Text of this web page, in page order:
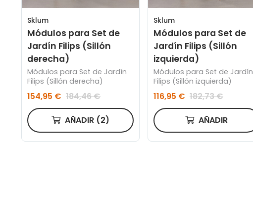
Sklum
Módulos para Set de
Jardín Filips (Sillón
derecha)
Módulos para Set de Jardín
Filips (Sillón derecha)
154,95 € 184,46 €
AÑADIR (2)
Sklum
Módulos para Set de
Jardín Filips (Sillón
izquierda)
Módulos para Set de Jardín
Filips (Sillón izquierda)
116,95 € 182,73 €
AÑADIR